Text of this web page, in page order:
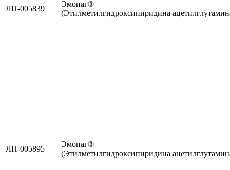
ЛП-005839
Эмопаг®
(Этилметилгидроксипиридина
ЛП-005895
Эмопаг®
(Этилметилгидроксипиридина